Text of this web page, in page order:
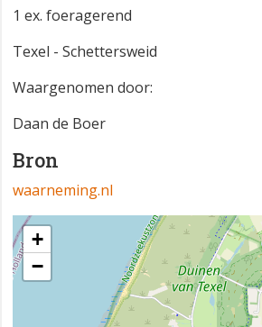
1 ex. foeragerend
Texel - Schettersweid
Waargenomen door:
Daan de Boer
Bron
waarneming.nl
+
−